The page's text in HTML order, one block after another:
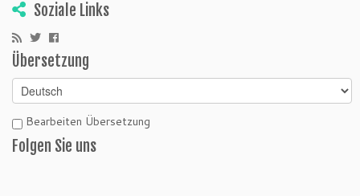
Soziale Links
Übersetzung
Bearbeiten Übersetzung
Folgen Sie uns